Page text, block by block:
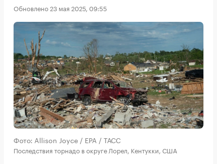
Обновлено 23 мая 2025, 09:55
Фото: Allison Joyce / EPA / ТАСС
Последствия торнадо в округе Лорел, Кентукки, США